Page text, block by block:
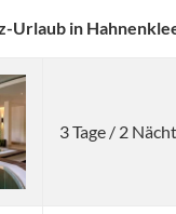
Urlaub in
3 Tage / 2